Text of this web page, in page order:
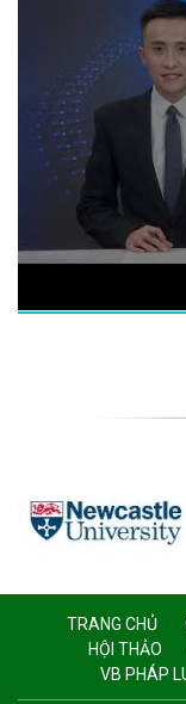
TRANG CHỦ
HỘI THẢO
VB PHÁP